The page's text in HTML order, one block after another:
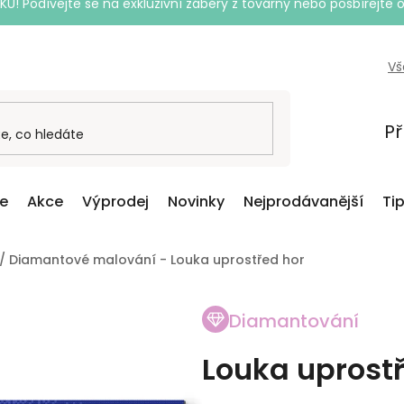
Podívejte se na exkluzivní záběry z továrny nebo
Akce Výprodej Novinky Nejprodávanější
/ Diamantové malování - Louka uprostřed hor
Diamantování
Louka